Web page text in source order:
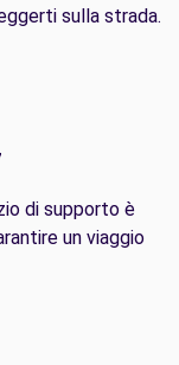
sulla strada.
di supporto è
un viaggio